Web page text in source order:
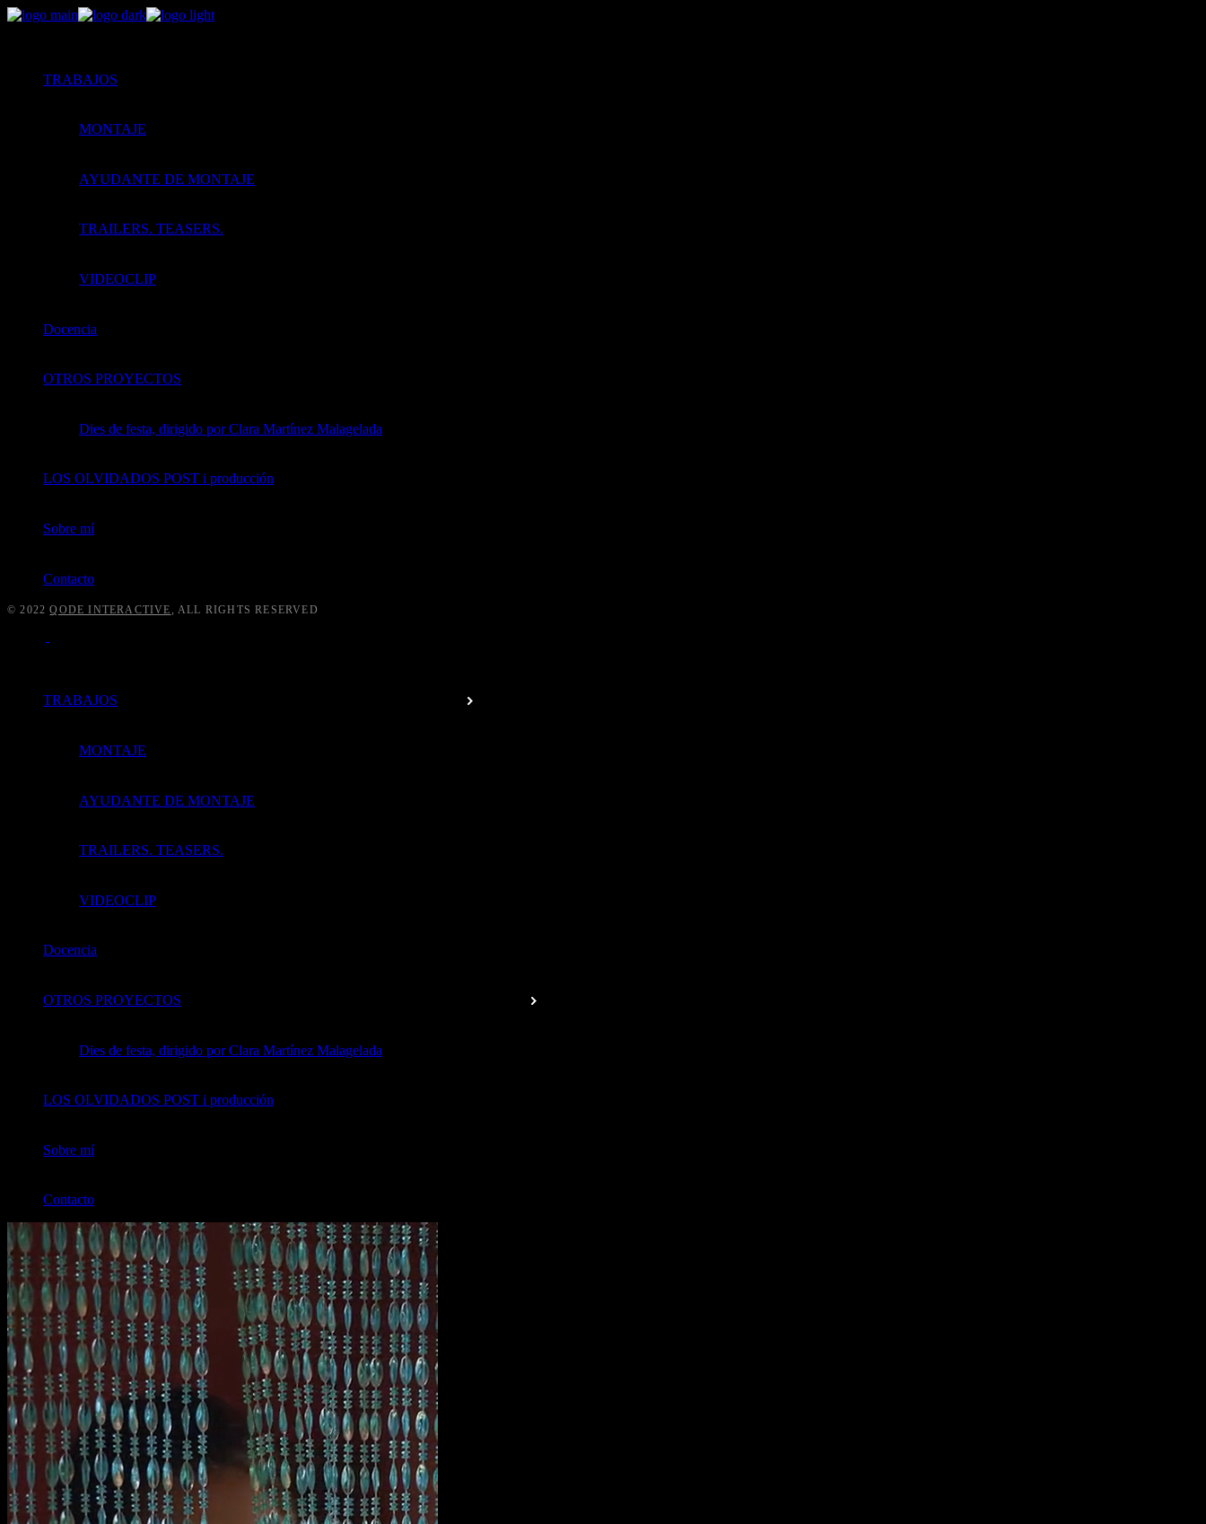
Skip
TRABAJOS
MONTAJE
AYUDANTE DE MONTAJE
TRAILERS. TEASERS.
VIDEOCLIP
Docencia
OTROS PROYECTOS
Dies de festa, dirigido por Clara Martínez Malagelada
LOS OLVIDADOS POST i producción
Sobre mí
Contacto
© 2022QODE INTERACTIVE , ALL RIGHTS RESERVED
TRABAJOS
MONTAJE
AYUDANTE DE MONTAJE
TRAILERS. TEASERS.
VIDEOCLIP
Docencia
OTROS PROYECTOS
Dies de festa, dirigido por Clara Martínez Malagelada
LOS OLVIDADOS POST i producción
Sobre mí
Contacto